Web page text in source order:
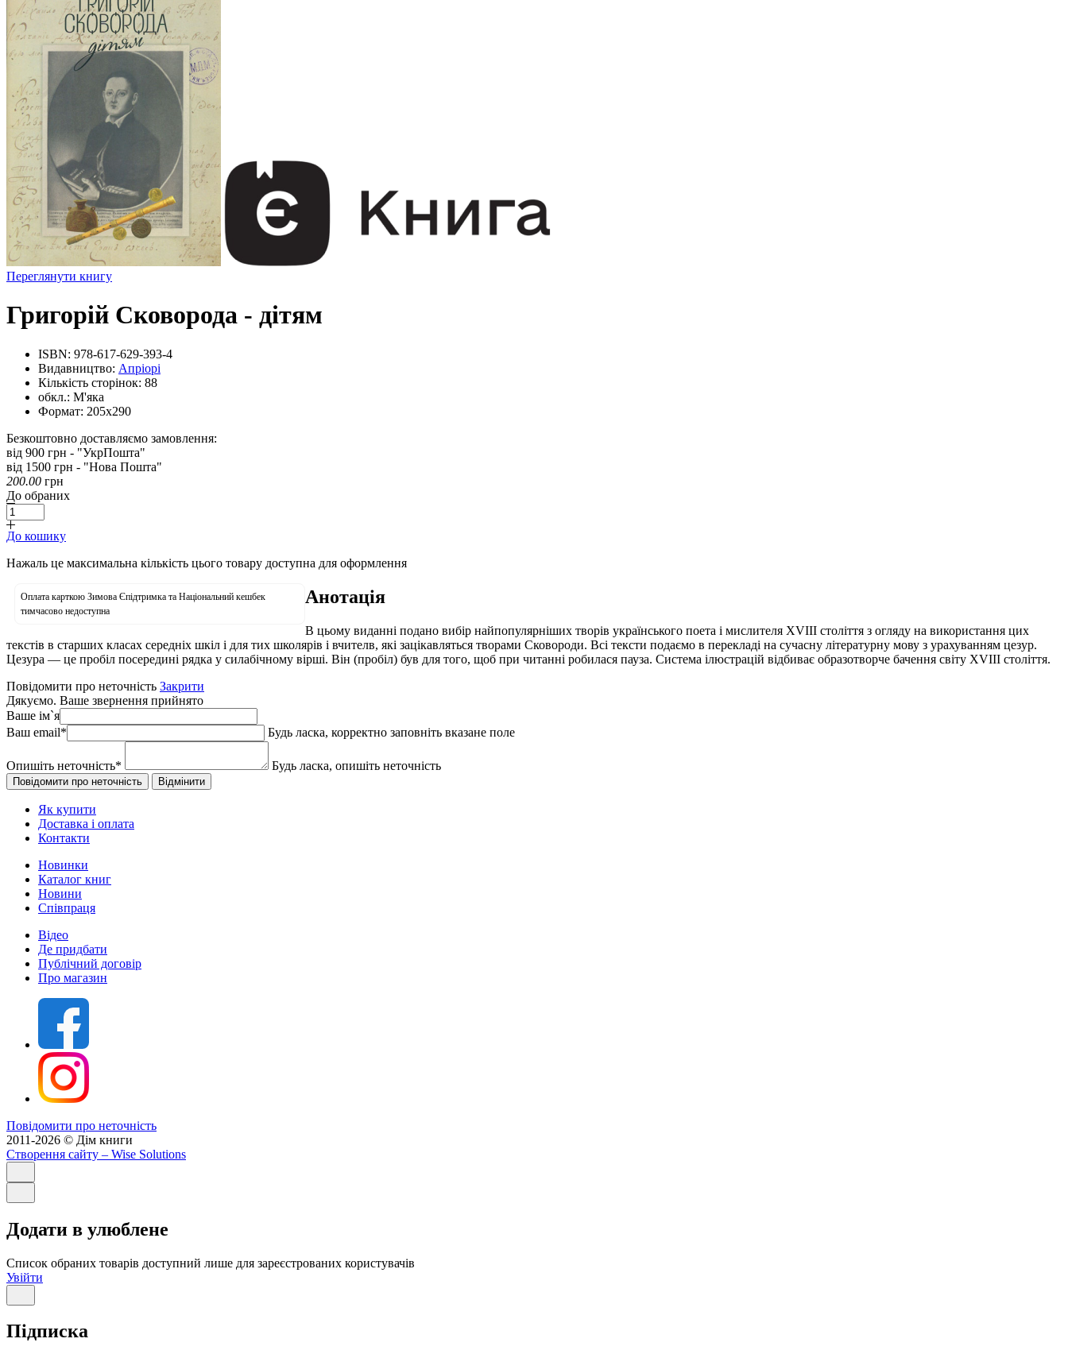
Переглянути книгу
Григорій Сковорода - дітям
ISBN: 978-617-629-393-4
Видавництво: Апріорі
Кількість сторінок: 88
обкл.: М'яка
Формат: 205х290
Безкоштовно доставляємо замовлення:
від 900 грн - "УкрПошта"
від 1500 грн - "Нова Пошта"
200.00 грн
До обраних
До кошику
Нажаль це максимальна кількість цього товару доступна для оформлення
Оплата карткою Зимова Єпідтримка та Національний кешбек
тимчасово недоступна
Анотація
В цьому виданні подано вибір найпопулярніших творів українського поета і мислителя XVIII століття з огляду на використання цих
текстів в старших класах середніх шкіл і для тих школярів і вчителв, які зацікавляться творами Сковороди. Всі тексти подаємо в перекладі на сучасну літературну мову з урахуванням цезур.
Цезура — це пробіл посередині рядка у силабічному вірші. Він (пробіл) був для того, щоб при читанні робилася пауза. Система ілюстрацій відбиває образотворче бачення світу XVIII століття.
Повідомити про неточність Закрити
Дякуємо. Ваше звернення прийнято
Ваше ім`я
Ваш email* Будь ласка, корректно заповніть вказане поле
Опишіть неточність* Будь ласка, опишіть неточність
Як купити
Доставка і оплата
Контакти
Новинки
Каталог книг
Новини
Співпраця
Відео
Де придбати
Публічний договір
Про магазин
Повідомити про неточність
2011-2026 © Дім книги
Створення сайту – Wise Solutions
Додати в улюблене
Список обраних товарів доступний лише для зареєстрованих користувачів
Увійти
Підписка